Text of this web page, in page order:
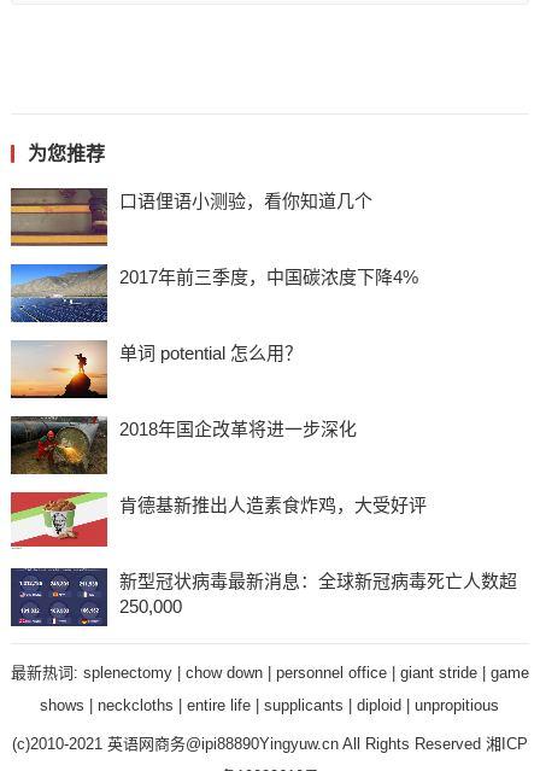
为您推荐
口语俚语小测验，看你知道几个
2017年前三季度，中国碳浓度下降4%
单词 potential 怎么用？
2018年国企改革将进一步深化
肯德基新推出人造素食炸鸡，大受好评
新型冠状病毒最新消息：全球新冠病毒死亡人数超
250,000
最新热词: splenectomy| chow down| personnel office| giant stride| game
shows |neckcloths |entire life |supplicants |diploid |unpropitious
(c)2010-2021 英语网商务@ipi88890Yingyuw.cn All Rights Reserved 湘ICP